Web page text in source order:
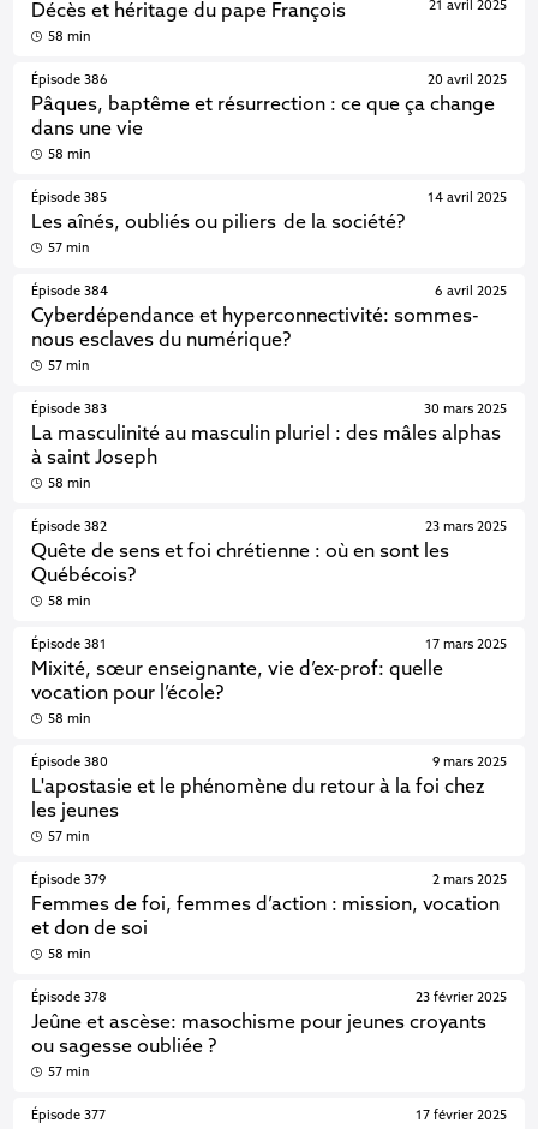
Décès et héritage du pape François 21 avril 2025
58 min
Épisode 386
Pâques, baptême et résurrection : ce que ça change
dans une vie
20 avril 2025
58 min
Épisode 385
Les aînés, oubliés ou piliers de la société?
14 avril 2025
57 min
Épisode 384
Cyberdépendance et hyperconnectivité: sommes-
nous esclaves du numérique?
6 avril 2025
57 min
Épisode 383
La masculinité au masculin pluriel : des mâles alphas
à saint Joseph
30 mars 2025
58 min
Épisode 382
Quête de sens et foi chrétienne : où en sont les
Québécois?
23 mars 2025
58 min
Épisode 381
Mixité, sœur enseignante, vie d’ex-prof: quelle
vocation pour l’école?
17 mars 2025
58 min
Épisode 380
L'apostasie et le phénomène du retour à la foi chez
les jeunes
9 mars 2025
57 min
Épisode 379
Femmes de foi, femmes d’action : mission, vocation
et don de soi
2 mars 2025
58 min
Épisode 378
Jeûne et ascèse: masochisme pour jeunes croyants
ou sagesse oubliée ?
23 février 2025
57 min
Épisode 377 17 février 2025